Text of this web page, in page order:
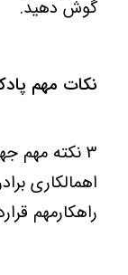
گوش دهید.
نکات مهم
3 نکته مهم جهت غلبه بر کمال گرایی
اهمالکاری
راهکارمهم